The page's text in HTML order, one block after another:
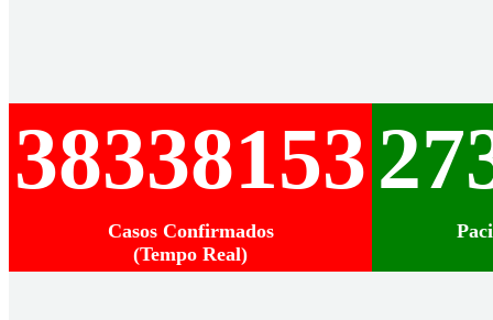
38338153
Casos Confirmados
(Tempo Real)